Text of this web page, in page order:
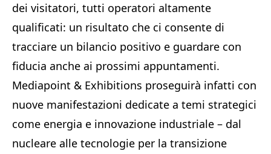
dei visitatori, tutti operatori altamente
qualificati: un risultato che ci consente di
tracciare un bilancio positivo e guardare con
fiducia anche ai prossimi appuntamenti.
Mediapoint & Exhibitions proseguirà infatti con
nuove manifestazioni dedicate a temi strategici
come energia e innovazione industriale – dal
nucleare alle tecnologie per la transizione